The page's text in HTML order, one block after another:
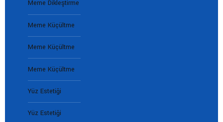
Meme Dikleştirme
Meme Küçültme
Meme Küçültme
Meme Küçültme
Yüz Estetiği
Yüz Estetiği